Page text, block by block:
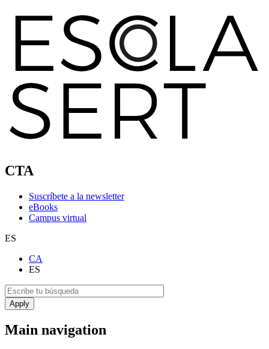
CTA
Suscríbete a la newsletter
eBooks
Campus virtual
ES
CA
ES
Main navigation